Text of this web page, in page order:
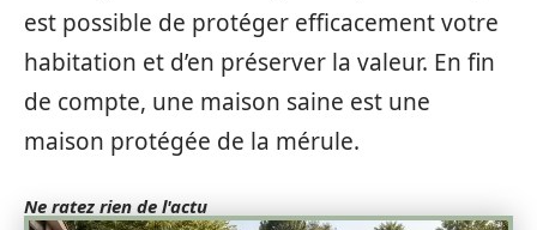
est possible de protéger efficacement votre
habitation et d’en préserver la valeur. En fin
de compte, une maison saine est une
maison protégée de la mérule.
Ne ratez rien de l'actu